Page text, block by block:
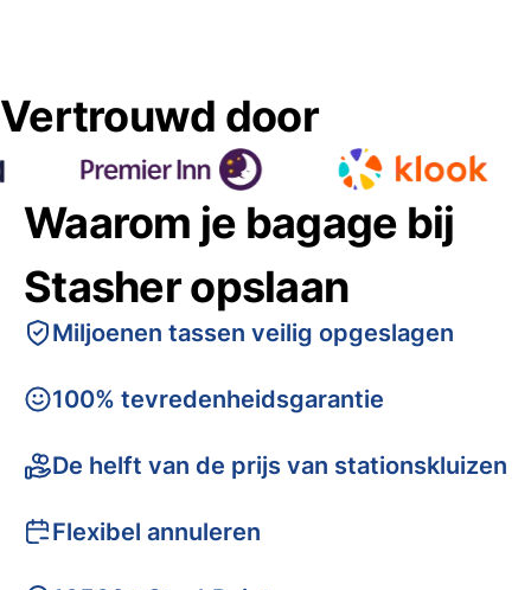
Vertrouwd door
Waarom je bagage bij
Stasher opslaan
Miljoenen tassen veilig opgeslagen
100% tevredenheidsgarantie
De helft van de prijs van stationskluizen
Flexibel annuleren